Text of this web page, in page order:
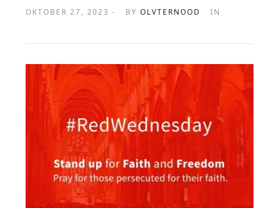
OKTOBER 27, 2023 - BYOLVTERNOOD IN